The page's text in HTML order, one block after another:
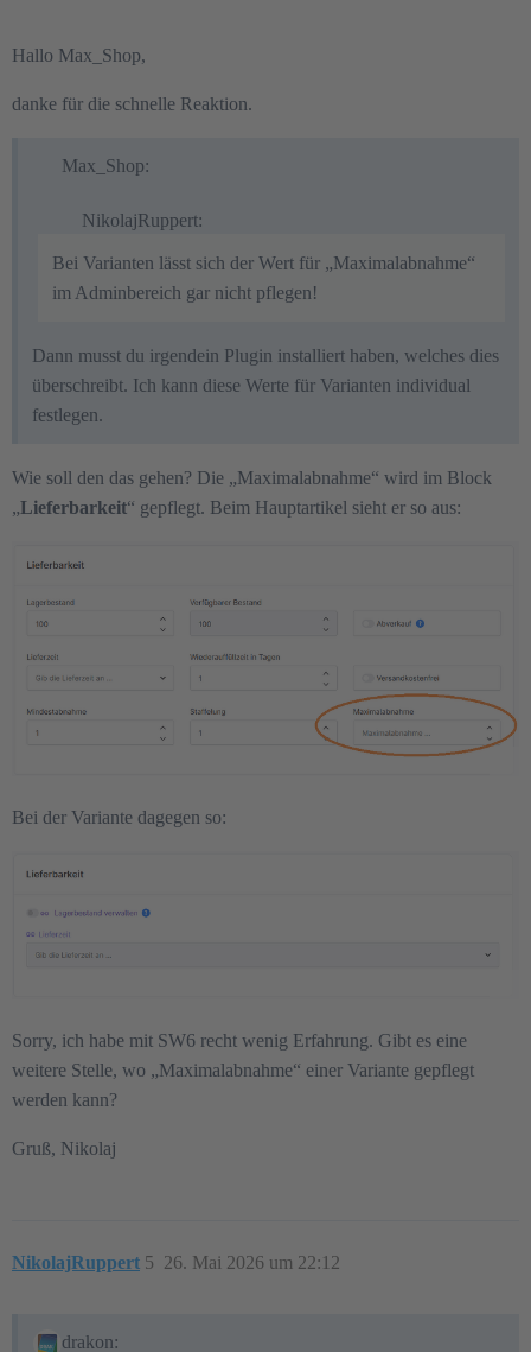
Hallo Max_Shop,
danke für die schnelle Reaktion.
Max_Shop:
NikolajRuppert:
Bei Varianten lässt sich der Wert für „Maximalabnahme“
im Adminbereich gar nicht pflegen!
Dann musst du irgendein Plugin installiert haben, welches dies
überschreibt. Ich kann diese Werte für Varianten individual
festlegen.
Wie soll den das gehen? Die „Maximalabnahme“ wird im Block
„Lieferbarkeit“ gepflegt. Beim Hauptartikel sieht er so aus:
Bei der Variante dagegen so:
Sorry, ich habe mit SW6 recht wenig Erfahrung. Gibt es eine
weitere Stelle, wo „Maximalabnahme“ einer Variante gepflegt
werden kann?
Gruß, Nikolaj
NikolajRuppert 26. Mai 2026 um 22:12
5
drakon: